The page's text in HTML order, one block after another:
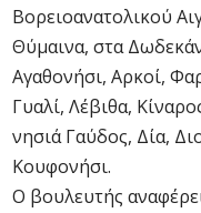
Βορειοανατολικού
Θύμαινα, στα
Αγαθονήσι, Αρκοί,
Γυαλί, Λέβιθα,
νησιά Γαύδος, Δία,
Κουφονήσι.
Ο βουλευτής